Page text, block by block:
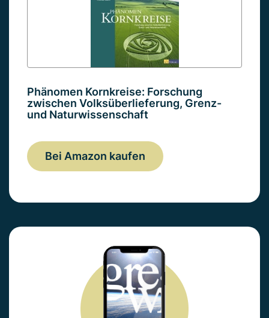
Phänomen Kornkreise: Forschung
zwischen Volksüberlieferung, Grenz-
und Naturwissenschaft
Bei Amazon kaufen